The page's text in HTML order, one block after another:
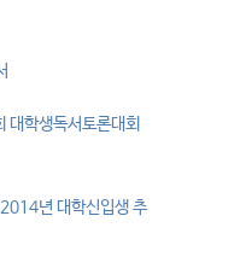
대학생독서토론대회
년 대학신입생 추